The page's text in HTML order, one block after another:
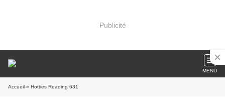
Publicité
MENU
Accueil » Hotties Reading 631